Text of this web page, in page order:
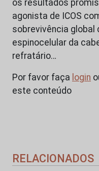
os resultados
agonista de ICOS
sobrevivência
espinocelular da
refratário…
Por favor faça login
este conteúdo
RELACIONADOS